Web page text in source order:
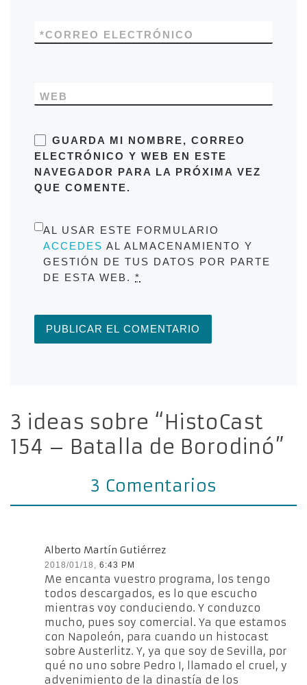
CORREO ELECTRÓNICO
*
WEB
GUARDA MI NOMBRE, CORREO
ELECTRÓNICO Y WEB EN ESTE
NAVEGADOR PARA LA PRÓXIMA VEZ
QUE COMENTE.
AL USAR ESTE FORMULARIO
ACCEDES AL ALMACENAMIENTO Y
GESTIÓN DE TUS DATOS POR PARTE
DE ESTA WEB. *
3 ideas sobre “HistoCast
154 – Batalla de Borodinó”
3 Comentarios
Alberto Martín Gutiérrez
2018/01/18, 6:43 PM
Me encanta vuestro programa, los tengo
todos descargados, es lo que escucho
mientras voy conduciendo. Y conduzco
mucho, pues soy comercial. Ya que estamos
con Napoleón, para cuando un histocast
sobre Austerlitz. Y, ya que soy de Sevilla, por
qué no uno sobre Pedro I, llamado el cruel, y
advenimiento de la dinastía de los